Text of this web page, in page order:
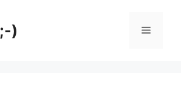
) Meny